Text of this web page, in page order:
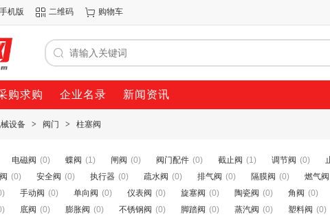
手机版 二维码 购物车
购求购 企业名录 新闻资讯
设备 > 阀门 > 柱塞阀
电磁阀 (0) 蝶阀 (1) 闸阀 (0) 阀门配件 (0) 截止阀 (1) 调节阀 (0)
(0) 安全阀 (0) 执行器 (0) 疏水阀 (0) 排气阀 (0) 隔膜阀 (0) 燃气阀
手动阀 (0) 单向阀 (0) 仪表阀 (0) 旋塞阀 (0) 陶瓷阀 (0) 角阀 (0)
底阀 (0) 膨胀阀 (0) 不锈钢阀 (0) 脚踏阀 (0) 蒸汽阀 (0) 塑料阀 (0)